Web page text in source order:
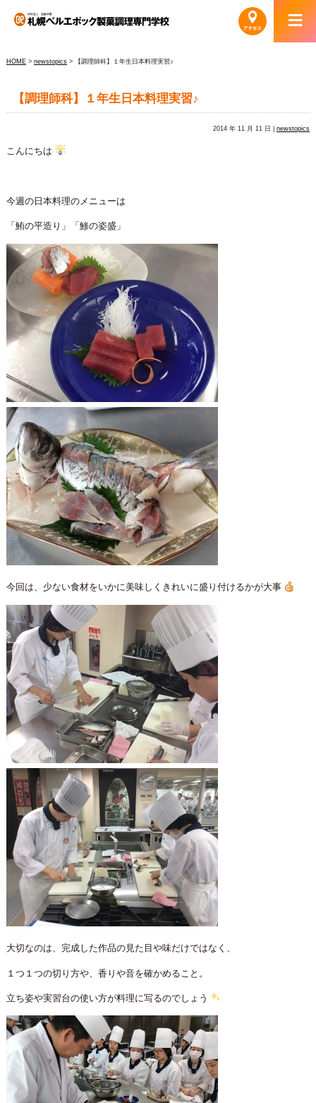
HOME> newstopics> 【調理師科】１年生日本料理実習♪
【調理師科】１年生日本料理実習♪
2014 年 11 月 11 日 |newstopics
こんにちは
今週の日本料理のメニューは
「鮪の平造り」「鯵の姿盛」
今回は、少ない食材をいかに美味しくきれいに盛り付けるかが大事
大切なのは、完成した作品の見た目や味だけではなく、
１つ１つの切り方や、香りや音を確かめること。
立ち姿や実習台の使い方が料理に写るのでしょう